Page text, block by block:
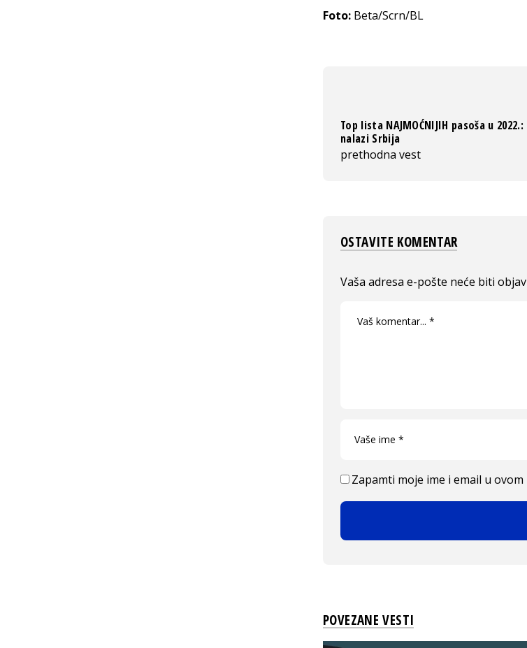
Foto: Beta/Scrn/BL
Top lista NAJMOĆNIJIH pasoša u
nalazi Srbija
prethodna vest
OSTAVITE KOMENTAR
Vaša adresa e-pošte neće biti
Zapamti moje ime i email u
POVEZANE VESTI